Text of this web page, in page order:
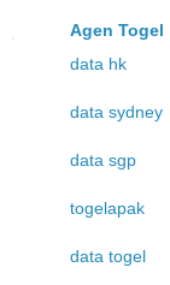
Agen Togel
data hk
data sydney
data sgp
togelapak
data togel